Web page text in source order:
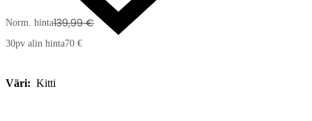
Norm. hinta139,99 €
30pv alin hinta70 €
Väri: Kitti